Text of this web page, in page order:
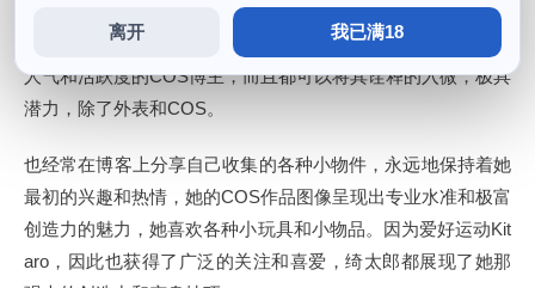
离开 我已满18
绮太郎就已经开始接触COS活动，这也是她得以进行COS活
动的一个基础，快来关注绮太郎及其作品。绮太郎是具有极高
人气和活跃度的COS博主，而且都可以将其诠释的入微，极具
潜力，除了外表和COS。
也经常在博客上分享自己收集的各种小物件，永远地保持着她
最初的兴趣和热情，她的COS作品图像呈现出专业水准和极富
创造力的魅力，她喜欢各种小玩具和小物品。因为爱好运动Kit
aro，因此也获得了广泛的关注和喜爱，绮太郎都展现了她那